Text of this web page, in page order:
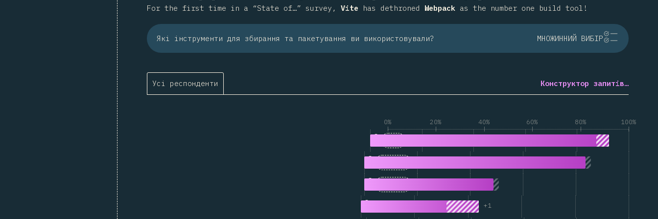
For the first time in a “State of…” survey, Vite has dethroned Webpack as the number one build tool!
Які інструменти для збирання та пакетування ви використовували? МНОЖИННИЙ ВИБІР
Усі респонденти Конструктор запитів…
0% 20% 40% 60% 80% 100%
+1